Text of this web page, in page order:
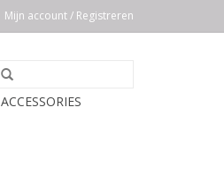
Mijn account / Registreren
ACCESSORIES